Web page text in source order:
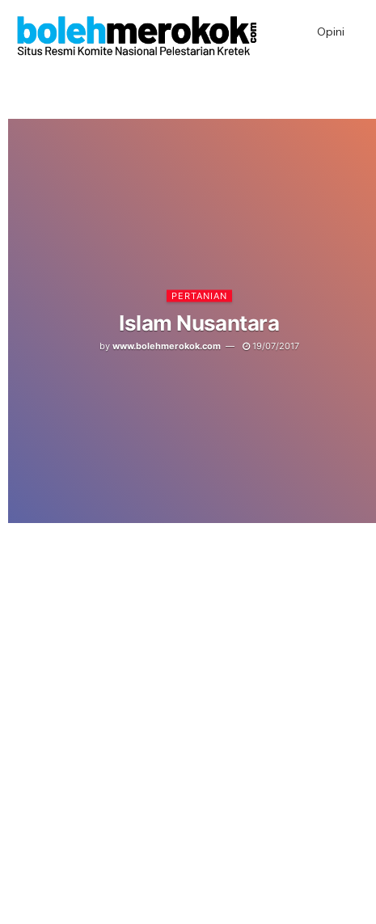
Opini
PERTANIAN
Islam Nusantara
by www.bolehmerokok.com 19/07/2017